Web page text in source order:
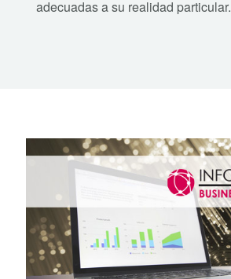
adecuadas a su realidad particular.